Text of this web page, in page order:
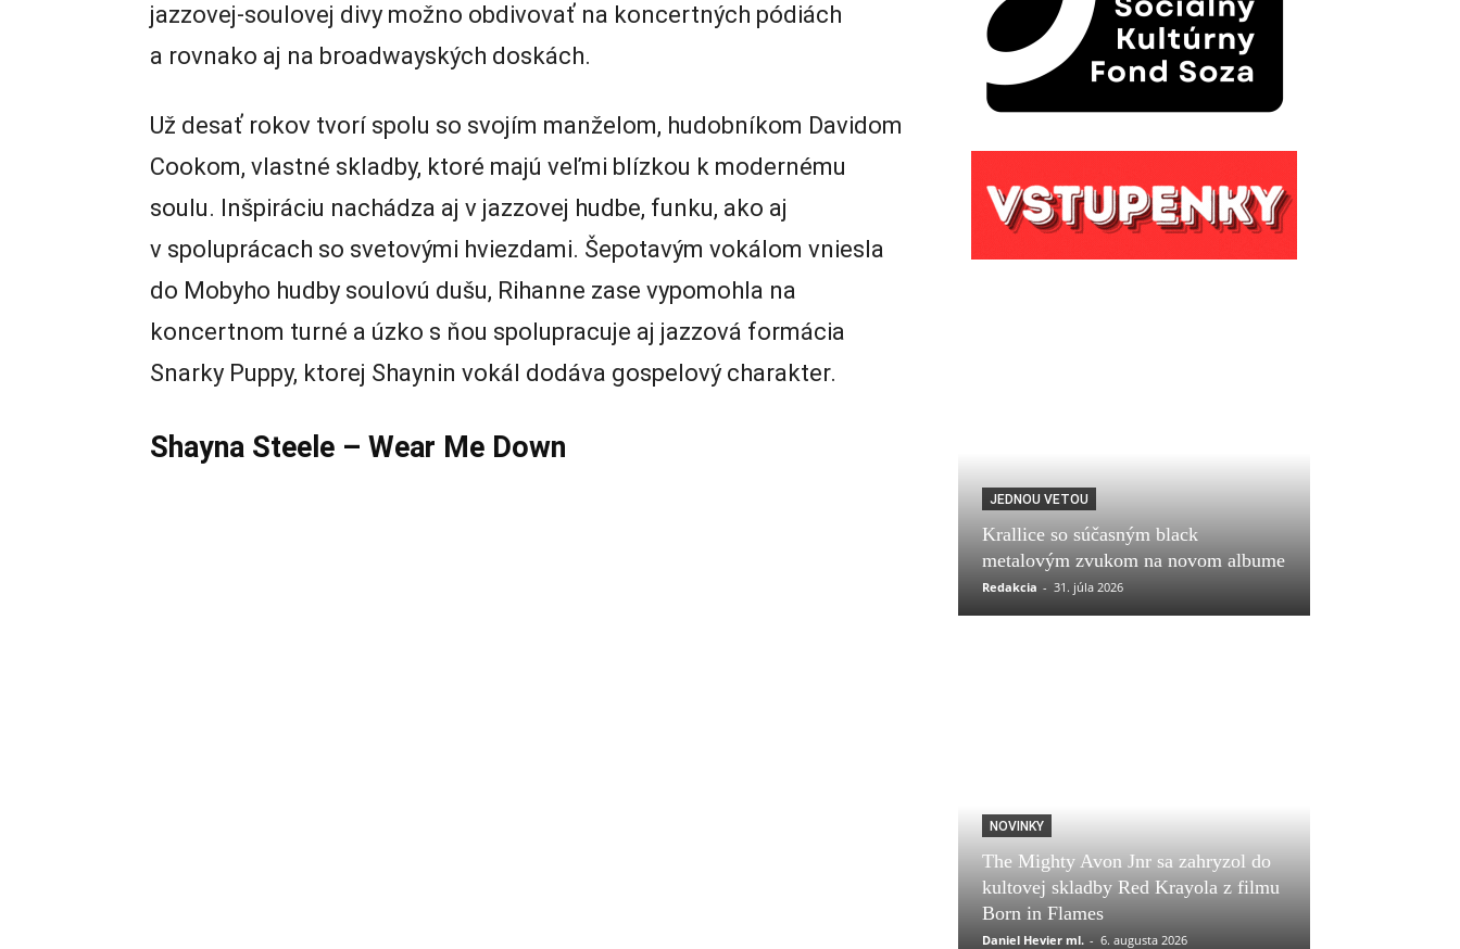
jazzovej-soulovej divy možno obdivovať na koncertných pódiách
a rovnako aj na broadwayských doskách.
Už desať rokov tvorí spolu so svojím manželom, hudobníkom Davidom
Cookom, vlastné skladby, ktoré majú veľmi blízkou k modernému
soulu. Inšpiráciu nachádza aj v jazzovej hudbe, funku, ako aj
v spoluprácach so svetovými hviezdami. Šepotavým vokálom vniesla
do Mobyho hudby soulovú dušu, Rihanne zase vypomohla na
koncertnom turné a úzko s ňou spolupracuje aj jazzová formácia
Snarky Puppy, ktorej Shaynin vokál dodáva gospelový charakter.
Shayna Steele – Wear Me Down
JEDNOU VETOU
Krallice so súčasným black
metalovým zvukom na novom albume
Redakcia - 31. júla 2026
NOVINKY
The Mighty Avon Jnr sa zahryzol do
kultovej skladby Red Krayola z filmu
Born in Flames
Daniel Hevier ml. - 6. augusta 2026